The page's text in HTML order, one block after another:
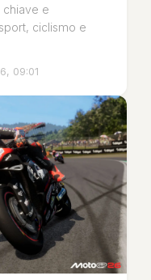
chiave e
ciclismo e
09:01